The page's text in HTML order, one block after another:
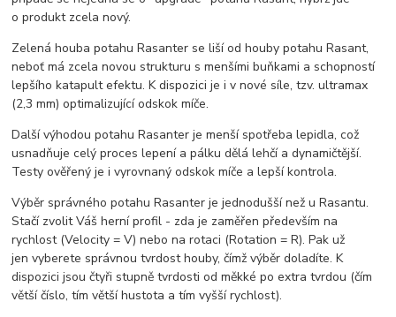
o produkt zcela nový.
Zelená houba potahu Rasanter se liší od houby potahu Rasant,
neboť má zcela novou strukturu s menšími buňkami a schopností
lepšího katapult efektu. K dispozici je i v nové síle, tzv. ultramax
(2,3 mm) optimalizující odskok míče.
Další výhodou potahu Rasanter je menší spotřeba lepidla, což
usnadňuje celý proces lepení a pálku dělá lehčí a dynamičtější.
Testy ověřený je i vyrovnaný odskok míče a lepší kontrola.
Výběr správného potahu Rasanter je jednodušší než u Rasantu.
Stačí zvolit Váš herní profil - zda je zaměřen především na
rychlost (Velocity = V) nebo na rotaci (Rotation = R). Pak už
jen vyberete správnou tvrdost houby, čímž výběr doladíte. K
dispozici jsou čtyři stupně tvrdosti od měkké po extra tvrdou (čím
větší číslo, tím větší hustota a tím vyšší rychlost).